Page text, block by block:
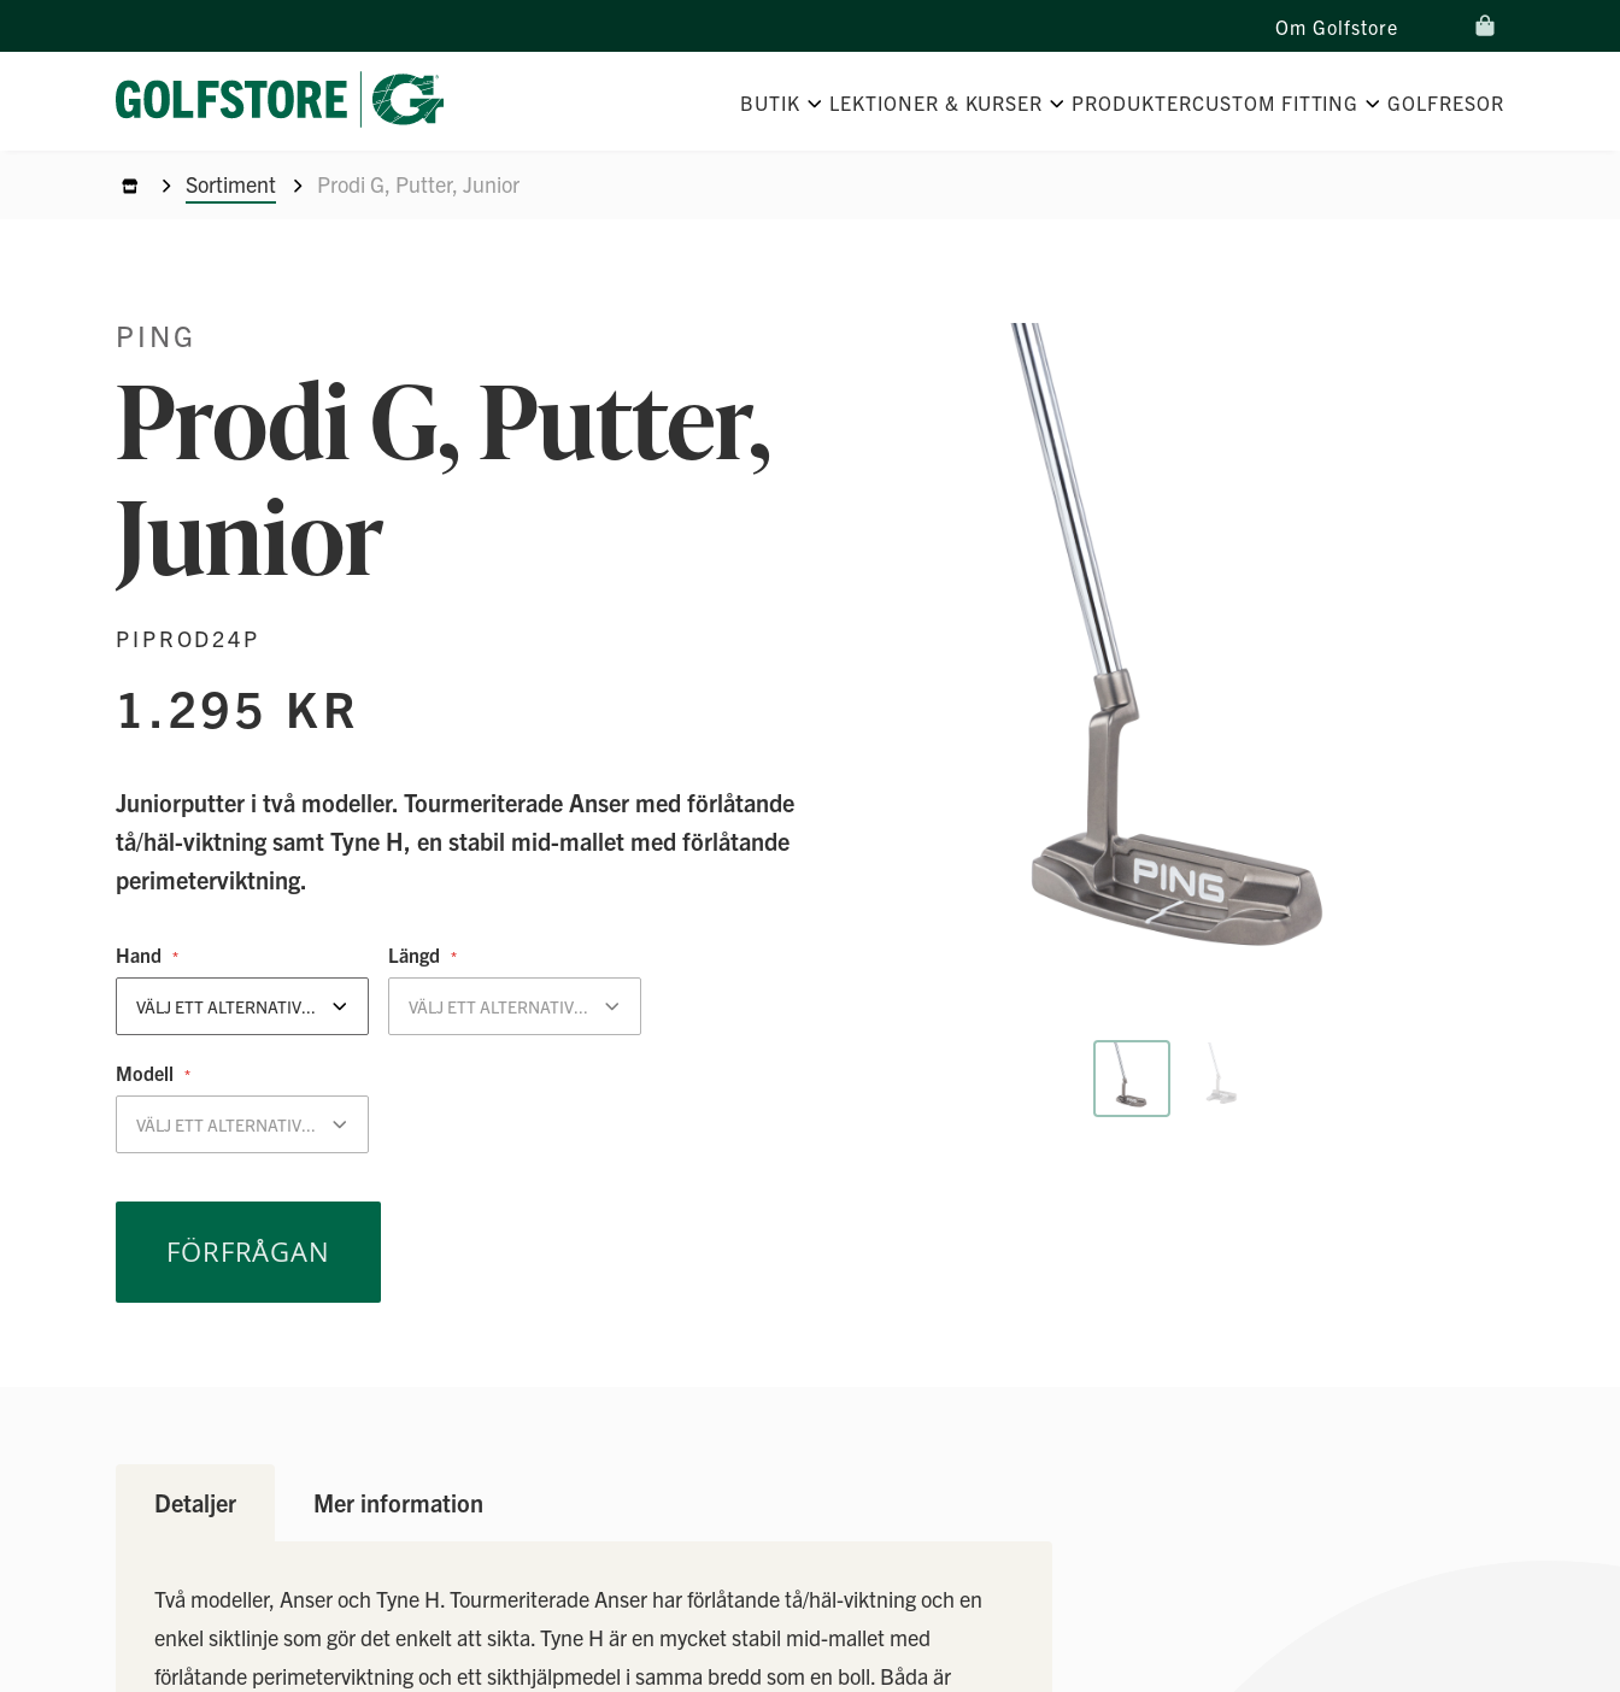
Om Golfstore
BUTIK LEKTIONER & KURSER PRODUKTERCUSTOM FITTING GOLFRESOR
Sortiment Prodi G, Putter, Junior
Prodi G, Putter,
Junior
PING
PIPROD24P
1.295 KR
Juniorputter i två modeller. Tourmeriterade Anser med förlåtande
tå/häl-viktning samt Tyne H, en stabil mid-mallet med förlåtande
perimeterviktning.
Hand Längd
Modell
FÖRFRÅGAN
Detaljer Mer information
Två modeller, Anser och Tyne H. Tourmeriterade Anser har förlåtande tå/häl-viktning och en
enkel siktlinje som gör det enkelt att sikta. Tyne H är en mycket stabil mid-mallet med
förlåtande perimeterviktning och ett sikthjälpmedel i samma bredd som en boll. Båda är